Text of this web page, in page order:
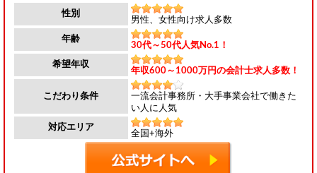
性別
男性、女性向け求人多数
年齢
30代～50代人気No.1！
希望年収
年収600～1000万円の会計士求人多数！
こだわり条件
一流会計事務所・大手事業会社で働きた
い人に人気
対応エリア
全国+海外